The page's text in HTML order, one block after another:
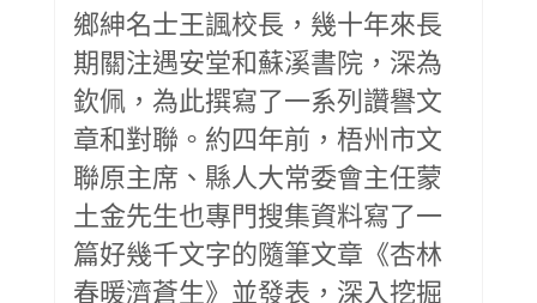
鄉紳名士王諷校長，幾十年來長
期關注遇安堂和蘇溪書院，深為
欽佩，為此撰寫了一系列讚譽文
章和對聯。約四年前，梧州市文
聯原主席、縣人大常委會主任蒙
土金先生也專門搜集資料寫了一
篇好幾千文字的隨筆文章《杏林
春暖濟蒼生》並發表，深入挖掘